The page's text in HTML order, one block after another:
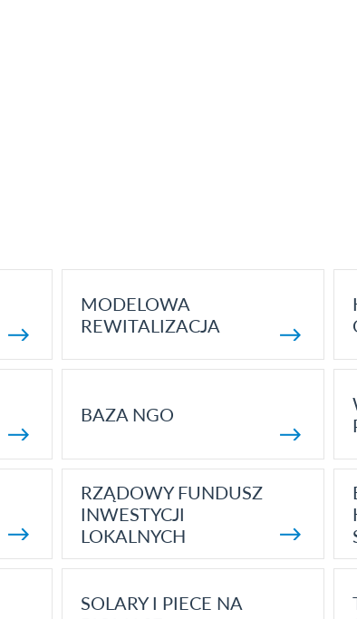
MODELOWA
REWITALIZACJA
BAZA NGO
RZĄDOWY FUNDUSZ
INWESTYCJI
LOKALNYCH
SOLARY I PIECE NA